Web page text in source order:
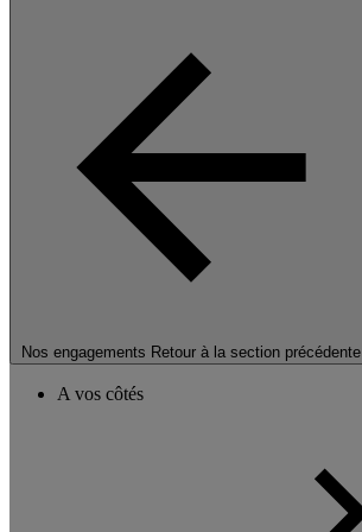
Nos engagements Retour à la section précédente
A vos côtés